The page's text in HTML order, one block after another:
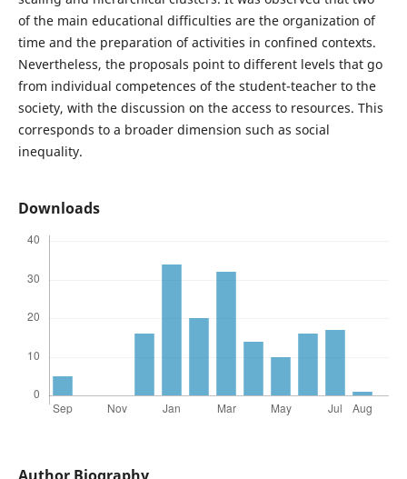
of the main educational difficulties are the organization of
time and the preparation of activities in confined contexts.
Nevertheless, the proposals point to different levels that go
from individual competences of the student-teacher to the
society, with the discussion on the access to resources. This
corresponds to a broader dimension such as social
inequality.
Downloads